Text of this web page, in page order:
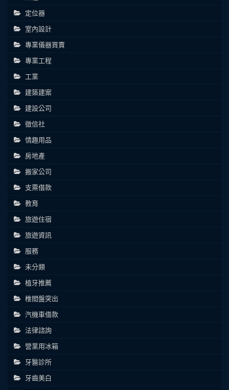
定位器
室內設計
專業儀器買賣
專業工程
工業
建築建案
建設公司
徵信社
情趣用品
房地產
搬家公司
支票借款
教育
旅遊住宿
旅遊資訊
服務
未分類
植牙推薦
椎間盤突出
汽機車借款
法律諮詢
營業用冰箱
牙醫診所
牙齒美白